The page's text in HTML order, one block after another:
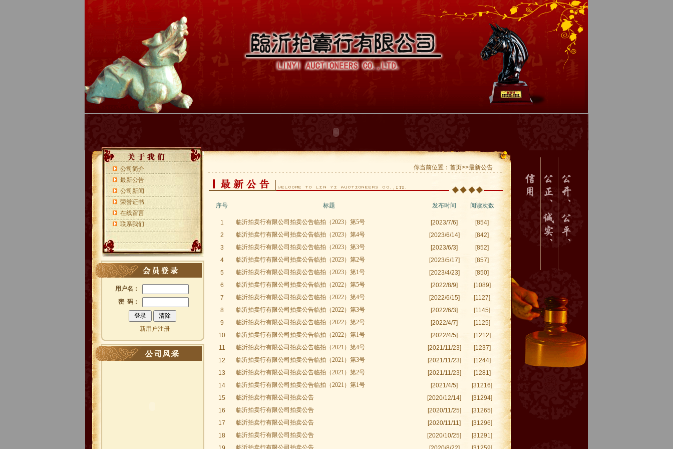
公司简介
最新公告
公司新闻
荣誉证书
在线留言
联系我们
用户名：
密 码：
新用户注册
你当前位置：首页>>最新公告
序号 标题 发布时间 阅读次数
1 临沂拍卖行有限公司拍卖公告临拍（2023）第5号 [2023/7/6]
[854]
2
临沂拍卖行有限公司拍卖公告临拍（2023）第4号 [2023/6/14]
[842]
3
临沂拍卖行有限公司拍卖公告临拍（2023）第3号 [2023/6/3]
[852]
4
临沂拍卖行有限公司拍卖公告临拍（2023）第2号 [2023/5/17]
[857]
5
临沂拍卖行有限公司拍卖公告临拍（2023）第1号 [2023/4/23]
[850]
6
临沂拍卖行有限公司拍卖公告临拍（2022）第5号 [2022/8/9]
[1089]
7
临沂拍卖行有限公司拍卖公告临拍（2022）第4号 [2022/6/15]
[1127]
8
临沂拍卖行有限公司拍卖公告临拍（2022）第3号 [2022/6/3]
[1145]
9
临沂拍卖行有限公司拍卖公告临拍（2022）第2号 [2022/4/7]
[1125]
10
临沂拍卖行有限公司拍卖公告临拍（2022）第1号 [2022/4/5]
[1212]
11
临沂拍卖行有限公司拍卖公告临拍（2021）第4号 [2021/11/23]
[1237]
12
临沂拍卖行有限公司拍卖公告临拍（2021）第3号 [2021/11/23]
[1244]
13
临沂拍卖行有限公司拍卖公告临拍（2021）第2号 [2021/11/23]
[1281]
14
临沂拍卖行有限公司拍卖公告临拍（2021）第1号 [2021/4/5]
[31216]
15
临沂拍卖行有限公司拍卖公告 [2020/12/14]
[31294]
16
临沂拍卖行有限公司拍卖公告 [2020/11/25]
[31265]
17
临沂拍卖行有限公司拍卖公告 [2020/11/11]
[31296]
18
临沂拍卖行有限公司拍卖公告 [2020/10/25]
[31291]
临沂拍卖行有限公司拍卖公告